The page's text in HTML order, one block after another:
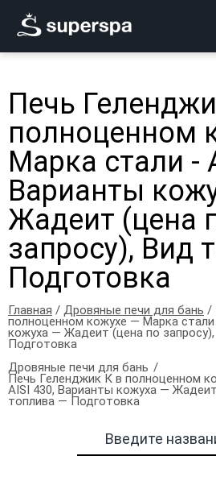
Печь
полноценном
Марка стали -
Варианты
Жадеит (цена
запросу), Вид
Подготовка
Главная / Дровяные печи для бань /
полноценном кожухе — Марка
кожуха — Жадеит (цена по
Подготовка
Дровяные печи для бань
Печь Геленджик К в полноценном
AISI 430, Варианты кожуха —
топлива — Подготовка